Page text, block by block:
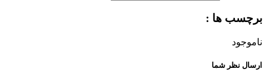
برچسب ها :
ناموجود
ارسال نظر شما